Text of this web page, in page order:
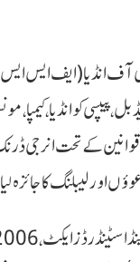
آف انڈیا (ایف
پیپسی کو انڈیا، کیمپا،
قوانین کے تحت
اور لیبلنگ کا جائزہ